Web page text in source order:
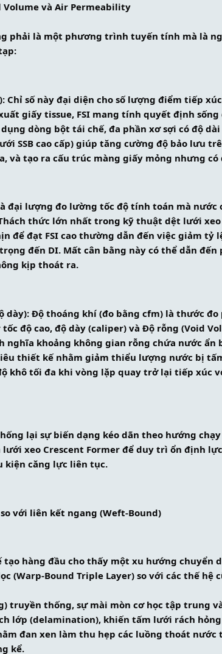
Volume và Air Permeability
phải là một phương trình tuyến tính mà là
Chỉ số này đại diện cho số lượng điểm tiếp
giấy tissue, FSI mang tính quyết định
dòng bột tái chế, đa phần xơ sợi có độ
SSB cao cấp) giúp tăng cường độ bảo lưu
và tạo ra cấu trúc màng giấy mỏng nhưng có
đại lượng đo lường tốc độ tính toán mà
thức lớn nhất trong kỹ thuật dệt lưới
để đạt FSI cao thường dẫn đến việc giảm tỷ
đến DI. Mất cân bằng này có thể dẫn
kịp thoát ra.
dày): Độ thoáng khí (đo bằng cfm) là thước
độ cao, độ dày (caliper) và Độ rỗng (Void
khoảng không gian rỗng chứa nước ẩn
thiết kế nhằm giảm thiểu lượng nước bị
khô tối đa khi vòng lặp quay trở lại tiếp xúc
lại sự biến dạng kéo dãn theo hướng
lưới xeo Crescent Former để duy trì ổn định
kiện căng lực liên tục.
với liên kết ngang (Weft-Bound)
hàng đầu cho thấy một xu hướng chuyển
Bound Triple Layer) so với các thế hệ
truyền thống, sự mài mòn cơ học tập trung
lớp (delamination), khiến tấm lưới rách
đan xen làm thu hẹp các luồng thoát
kể.